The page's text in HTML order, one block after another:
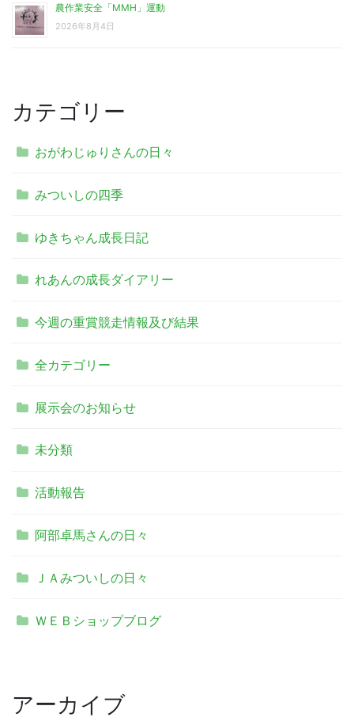
農作業安全「MMH」運動
2026年8月4日
カテゴリー
おがわじゅりさんの日々
みついしの四季
ゆきちゃん成長日記
れあんの成長ダイアリー
今週の重賞競走情報及び結果
全カテゴリー
展示会のお知らせ
未分類
活動報告
阿部卓馬さんの日々
ＪＡみついしの日々
ＷＥＢショップブログ
アーカイブ